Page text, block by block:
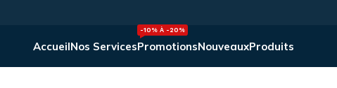
AccueilNos ServicesPromotions
-10% À -20%
NouveauxProduits